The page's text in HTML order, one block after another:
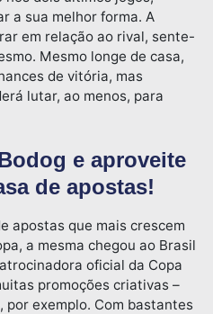
a sua melhor forma. A
em relação ao rival, sente-
Mesmo longe de casa,
de vitória, mas
lutar, ao menos, para
e aproveite
de apostas!
apostas que mais crescem
a mesma chegou ao Brasil
oficial da Copa
promoções criativas –
por exemplo. Com bastantes